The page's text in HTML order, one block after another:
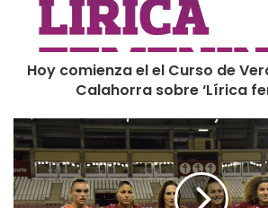
• Bodegas Corral (Navarrete)
• Bodegas Finca Valpiedra (Fuenmayor)
13 de octubre
• Bodegas Solabal (Ábalos)
• Bodegas Martínez Lacuesta (Haro)
20 de octubre
Hoy comienza el el Curso de
Calahorra sobre ‘Lírica